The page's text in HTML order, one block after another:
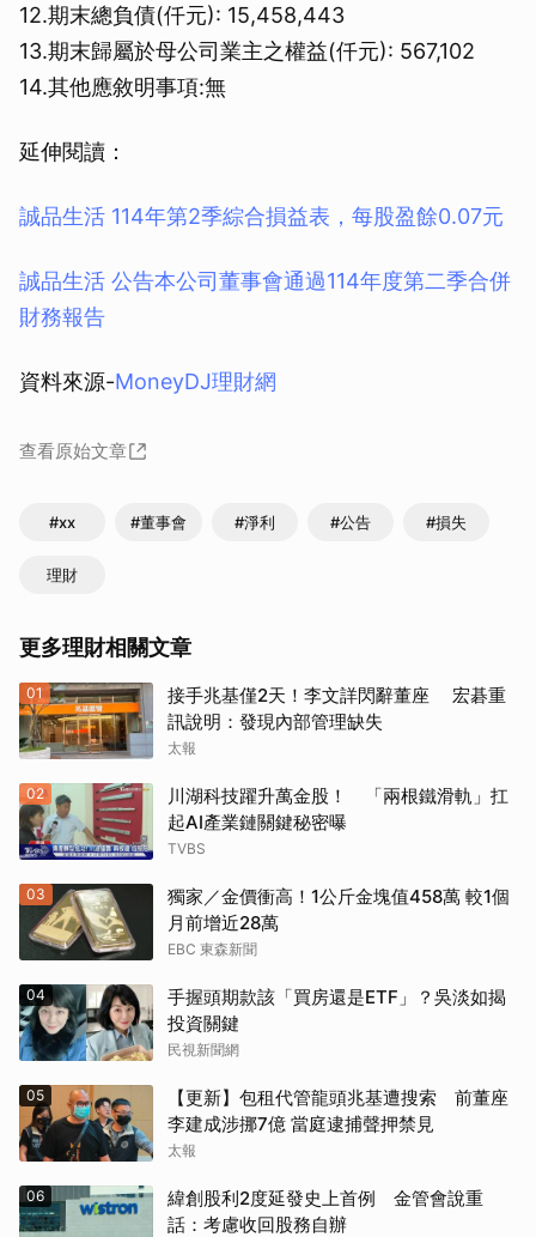
12.期末總負債(仟元): 15,458,443
13.期末歸屬於母公司業主之權益(仟元): 567,102
14.其他應敘明事項:無
延伸閱讀：
誠品生活 114年第2季綜合損益表，每股盈餘0.07元
誠品生活 公告本公司董事會通過114年度第二季合併
財務報告
資料來源-MoneyDJ理財網
查看原始文章
#xx #董事會 #淨利 #公告 #損失
理財
更多理財相關文章
01
接手兆基僅2天！李文詳閃辭董座 宏碁重
訊說明：發現內部管理缺失
太報
02
川湖科技躍升萬金股！ 「兩根鐵滑軌」扛
起AI產業鏈關鍵秘密曝
TVBS
03
獨家／金價衝高！1公斤金塊值458萬 較1個
月前增近28萬
EBC 東森新聞
04
手握頭期款該「買房還是ETF」？吳淡如揭
投資關鍵
民視新聞網
05
【更新】包租代管龍頭兆基遭搜索 前董座
李建成涉挪7億 當庭逮捕聲押禁見
太報
06
緯創股利2度延發史上首例 金管會說重
話：考慮收回股務自辦